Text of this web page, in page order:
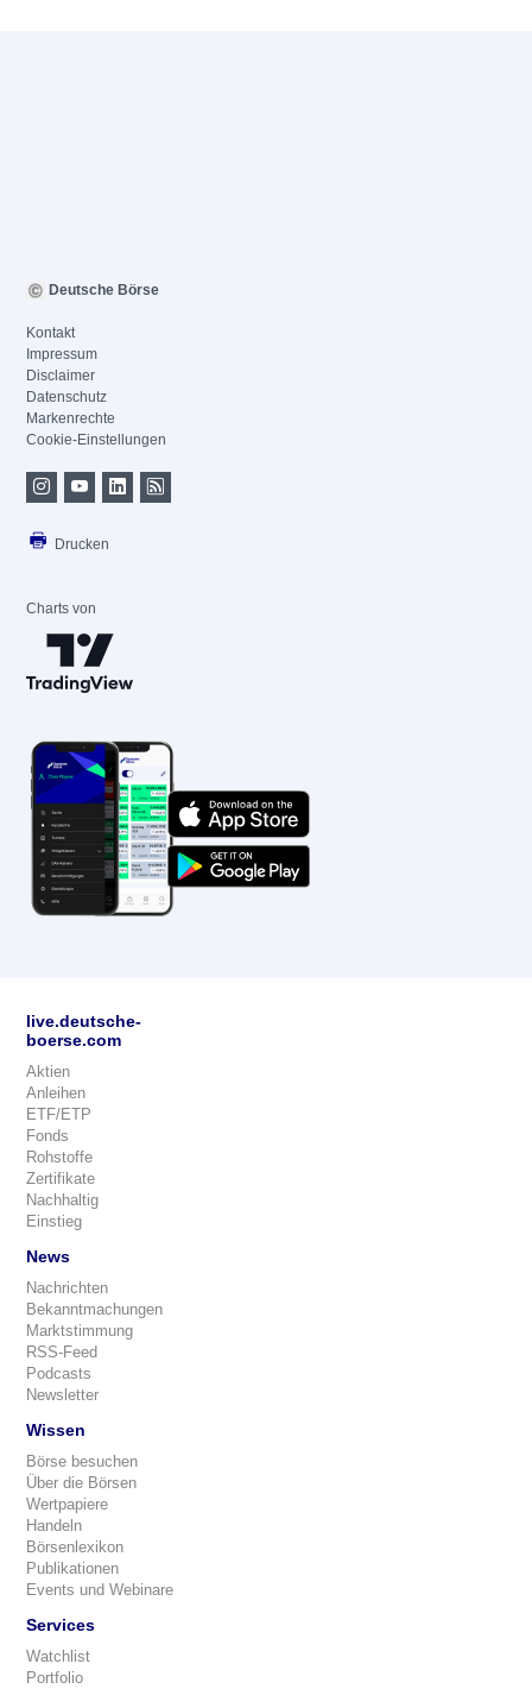
Deutsche Börse
Kontakt
Impressum
Disclaimer
Datenschutz
Markenrechte
Cookie-Einstellungen
Drucken
Charts von
live.deutsche-
boerse.com
Aktien
Anleihen
ETF/ETP
Fonds
Rohstoffe
Zertifikate
Nachhaltig
Einstieg
News
Nachrichten
Bekanntmachungen
Marktstimmung
RSS-Feed
Podcasts
Newsletter
Wissen
Börse besuchen
Über die Börsen
Wertpapiere
Handeln
Börsenlexikon
Publikationen
Events und Webinare
Services
Watchlist
Portfolio